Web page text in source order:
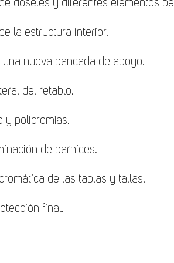
doseles y diferentes elementos
la estructura interior.
nueva bancada de apoyo.
del retablo.
y policromías.
de barnices.
de las tablas y tallas.
final.